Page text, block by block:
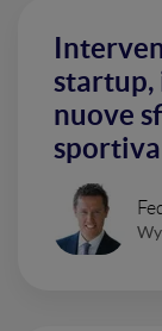
startup,
nuove